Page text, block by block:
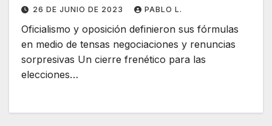
26 DE JUNIO DE 2023 PABLO L.
Oficialismo y oposición definieron sus fórmulas
en medio de tensas negociaciones y renuncias
sorpresivas Un cierre frenético para las
elecciones…